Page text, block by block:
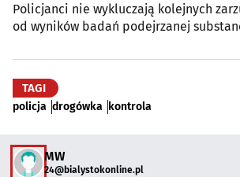
Policjanci nie wykluczają kolejnych
od wyników badań podejrzanej
TAGI
policja drogówka kontrola
MW
24@bialystokonline.pl